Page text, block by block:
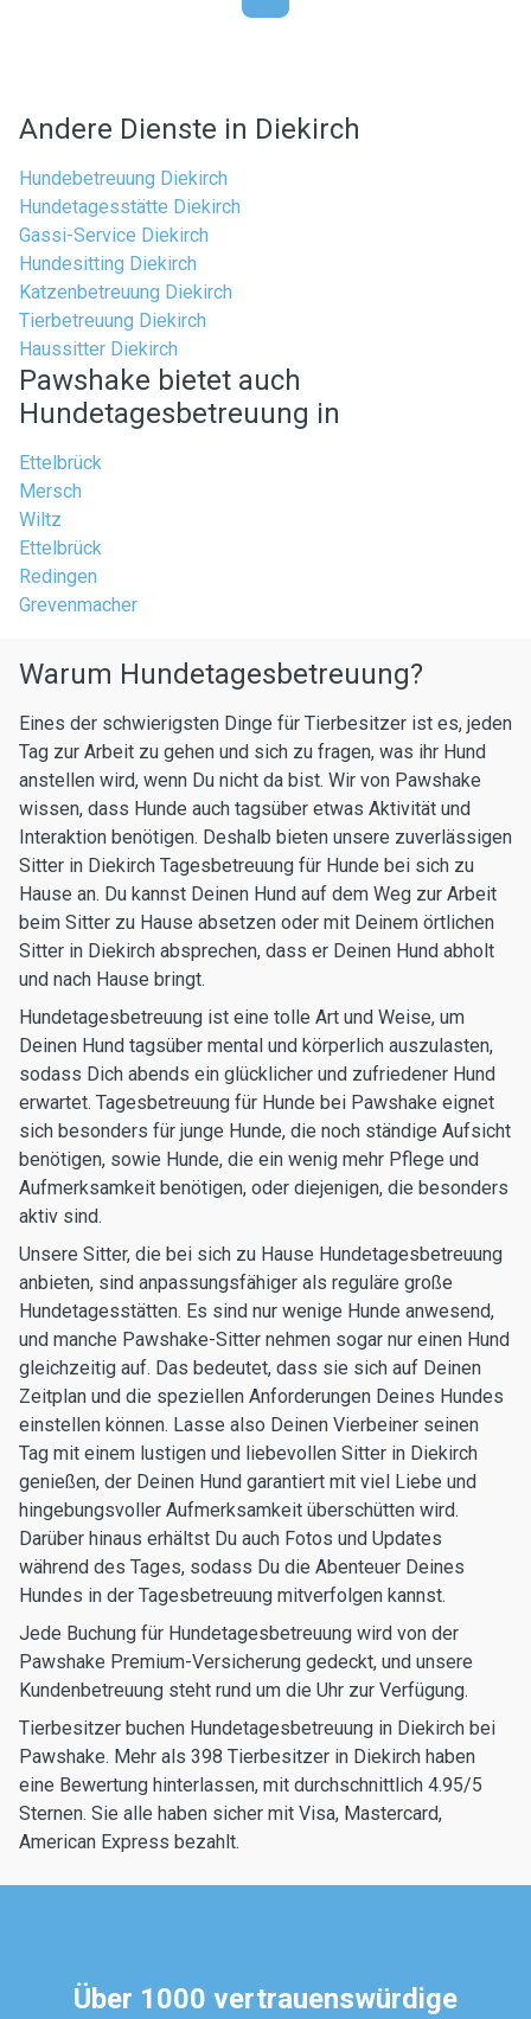
Andere Dienste in Diekirch
Hundebetreuung Diekirch
Hundetagesstätte Diekirch
Gassi-Service Diekirch
Hundesitting Diekirch
Katzenbetreuung Diekirch
Tierbetreuung Diekirch
Haussitter Diekirch
Pawshake bietet auch
Hundetagesbetreuung in
Ettelbrück
Mersch
Wiltz
Ettelbrück
Redingen
Grevenmacher
Warum Hundetagesbetreuung?
Eines der schwierigsten Dinge für Tierbesitzer ist es, jeden
Tag zur Arbeit zu gehen und sich zu fragen, was ihr Hund
anstellen wird, wenn Du nicht da bist. Wir von Pawshake
wissen, dass Hunde auch tagsüber etwas Aktivität und
Interaktion benötigen. Deshalb bieten unsere zuverlässigen
Sitter in Diekirch Tagesbetreuung für Hunde bei sich zu
Hause an. Du kannst Deinen Hund auf dem Weg zur Arbeit
beim Sitter zu Hause absetzen oder mit Deinem örtlichen
Sitter in Diekirch absprechen, dass er Deinen Hund abholt
und nach Hause bringt.
Hundetagesbetreuung ist eine tolle Art und Weise, um
Deinen Hund tagsüber mental und körperlich auszulasten,
sodass Dich abends ein glücklicher und zufriedener Hund
erwartet. Tagesbetreuung für Hunde bei Pawshake eignet
sich besonders für junge Hunde, die noch ständige Aufsicht
benötigen, sowie Hunde, die ein wenig mehr Pflege und
Aufmerksamkeit benötigen, oder diejenigen, die besonders
aktiv sind.
Unsere Sitter, die bei sich zu Hause Hundetagesbetreuung
anbieten, sind anpassungsfähiger als reguläre große
Hundetagesstätten. Es sind nur wenige Hunde anwesend,
und manche Pawshake-Sitter nehmen sogar nur einen Hund
gleichzeitig auf. Das bedeutet, dass sie sich auf Deinen
Zeitplan und die speziellen Anforderungen Deines Hundes
einstellen können. Lasse also Deinen Vierbeiner seinen
Tag mit einem lustigen und liebevollen Sitter in Diekirch
genießen, der Deinen Hund garantiert mit viel Liebe und
hingebungsvoller Aufmerksamkeit überschütten wird.
Darüber hinaus erhältst Du auch Fotos und Updates
während des Tages, sodass Du die Abenteuer Deines
Hundes in der Tagesbetreuung mitverfolgen kannst.
Jede Buchung für Hundetagesbetreuung wird von der
Pawshake Premium-Versicherung gedeckt, und unsere
Kundenbetreuung steht rund um die Uhr zur Verfügung.
Tierbesitzer buchen Hundetagesbetreuung in Diekirch bei
Pawshake. Mehr als 398 Tierbesitzer in Diekirch haben
eine Bewertung hinterlassen, mit durchschnittlich 4.95/5
Sternen. Sie alle haben sicher mit Visa, Mastercard,
American Express bezahlt.
Über 1000 vertrauenswürdige